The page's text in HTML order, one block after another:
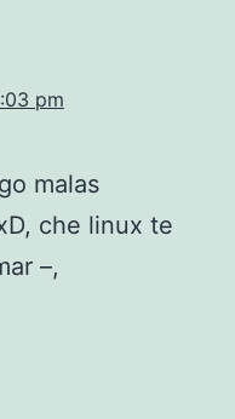
pm
malas
che linux te
–,